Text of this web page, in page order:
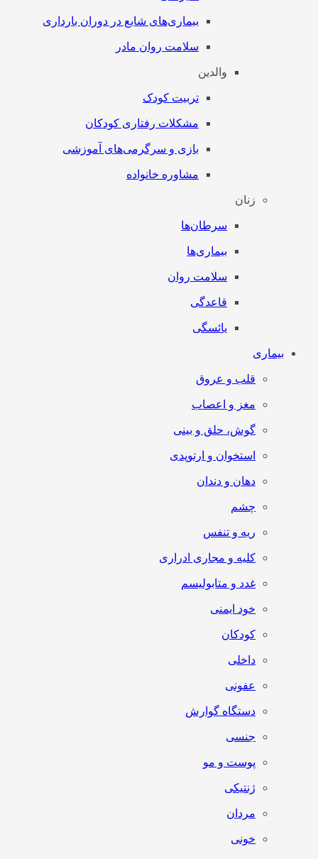
بیماری‌های شایع در دوران بارداری
سلامت روان مادر
والدین
تربیت کودک
مشکلات رفتاری کودکان
بازی و سرگرمی‌های آموزشی
مشاوره خانواده
زنان
سرطان‌‌ها
بیماری‌ها
سلامت روان
قاعدگی
یائسگی
بیماری
قلب و عروق
مغز و اعصاب
گوش، حلق و بینی
استخوان و ارتوپدی
دهان و دندان
چشم
ریه و تنفس
کلیه و مجاری ادراری
غدد و متابولیسم
خود ایمنی
کودکان
داخلی
عفونی
دستگاه گوارش
جنسی
پوست و مو
ژنتیکی
مردان
خونی